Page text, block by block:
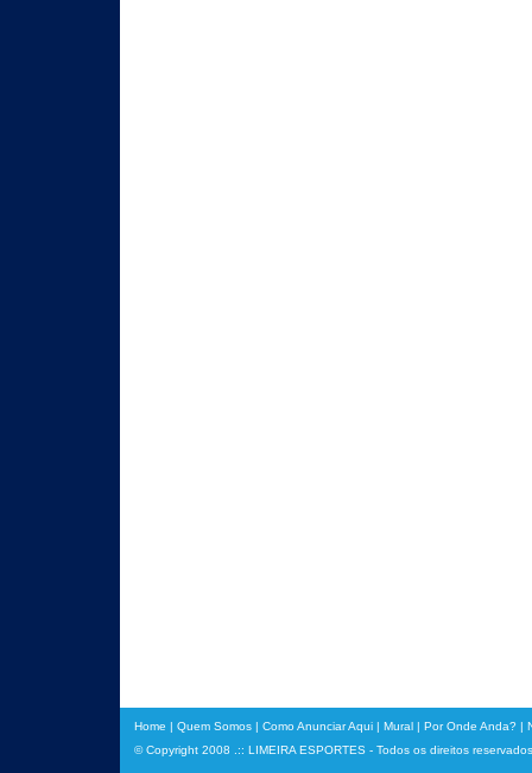
Home | Quem Somos | Como Anunciar Aqui | Mural | Por Onde Anda? |
© Copyright 2008 .:: LIMEIRA ESPORTES - Todos os direitos reservados